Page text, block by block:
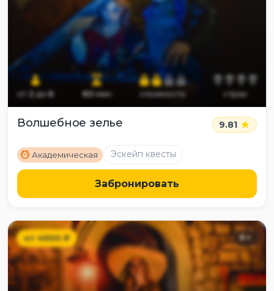
от 2до6 60мин сложность страх
Волшебное зелье 9.81
M Академическая Эскейп квесты
Забронировать
от4900₽ 6+